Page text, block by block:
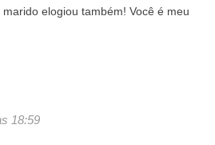
elogiou também! Você é meu
18:59